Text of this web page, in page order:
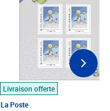
Livraison offerte
La Poste